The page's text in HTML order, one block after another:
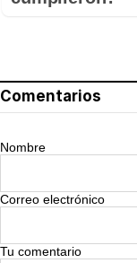
Comentarios
Nombre
Correo electrónico
Tu comentario